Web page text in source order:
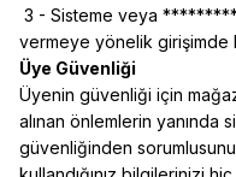
3 - Sisteme veya
vermeye yönelik girişimde
Üye Güvenliği
Üyenin güvenliği için
alınan önlemlerin yanında
güvenliğinden